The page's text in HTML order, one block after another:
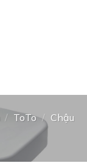
/ ToTo / Chậu